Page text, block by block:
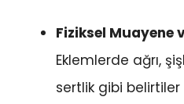
Fiziksel Muayene
Eklemlerde ağrı,
sertlik gibi belirtiler